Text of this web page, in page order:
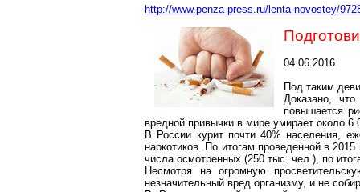
http://www.penza-press.ru/lenta-novostey/
04.06.2016
Под таким
Доказано,
повышается
вредной привычки в мире умирает около 6
В России курит почти 40% населения,
наркотиков. По итогам проведенной в
числа осмотренных (250 тыс. чел.), по
Несмотря на огромную
незначительный вред организму, и не